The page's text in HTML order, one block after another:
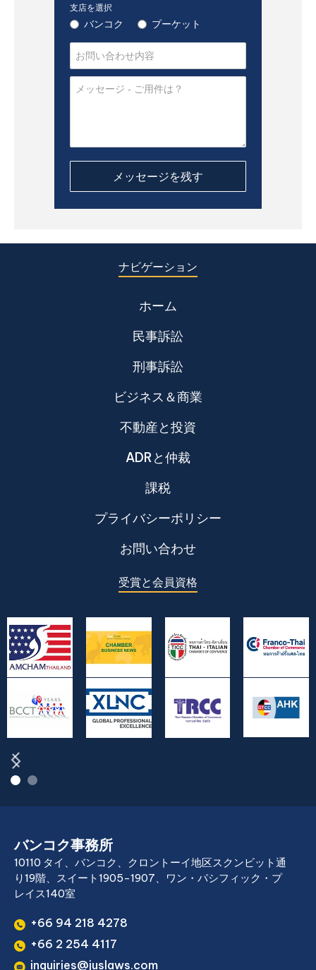
支店を選択
バンコク プーケット
ナビゲーション
ホーム
民事訴訟
刑事訴訟
ビジネス＆商業
不動産と投資
ADRと仲裁
課税
プライバシーポリシー
お問い合わせ
受賞と会員資格
バンコク事務所
10110 タイ、バンコク、クロントーイ地区スクンビット通
り19階、スイート1905-1907、ワン・パシフィック・プ
レイス140室
+66 94 218 4278
+66 2 254 4117
inquiries@juslaws.com